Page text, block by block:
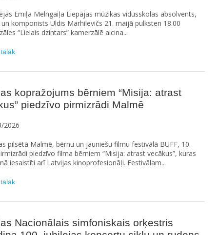
Emiļa Melngaiļa Liepājas mūzikas vidusskolas absolvents,
komponists Uldis Marhilevičs 21. maijā pulksten 18.00
“Lielais dzintars” kamerzālē aicina...
kopražojums bērniem “Misija: atrast
piedzīvo pirmizrādi Malmē
2026
pilsētā Malmē, bērnu un jauniešu filmu festivālā BUFF, 10.
piedzīvo filma bērniem “Misija: atrast vecākus”, kuras
iesaistīti arī Latvijas kinoprofesionāļi. Festivālam...
Nacionālais simfoniskais orķestris